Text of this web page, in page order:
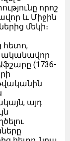
որոշ
և Միջին
մեկի։
հետո,
ականավոր
(1736-
այդ